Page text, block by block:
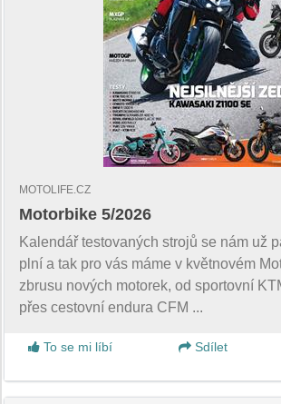
MOTOLIFE.CZ
Motorbike 5/2026
Kalendář testovaných strojů se nám už
plní a tak pro vás máme v květnovém
zbrusu nových motorek, od sportovní
přes cestovní endura CFM ...
To se mi líbí
Sdílet